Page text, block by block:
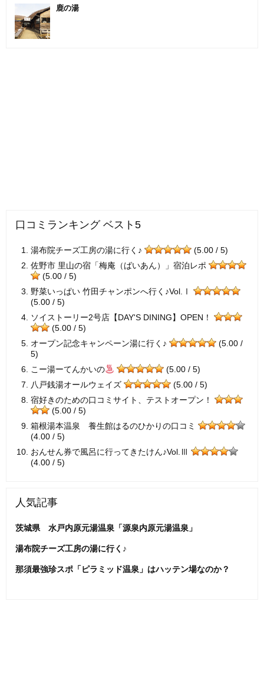
鹿の湯
口コミランキング ベスト5
湯布院チーズ工房の湯に行く♪
(5.00 / 5)
佐野市 里山の宿「梅庵（ばいあん）」宿泊レポ
(5.00 / 5)
野菜いっぱい 竹田チャンポンへ行く♪Vol.Ⅰ
(5.00 / 5)
ソイストーリー2号店【DAY'S DINING】OPEN！
(5.00 / 5)
オープン記念キャンペーン湯に行く♪
(5.00 /
5)
こー湯ーてんかいの
(5.00 / 5)
八戸銭湯オールウェイズ
(5.00 / 5)
宿好きのための口コミサイト、テストオープン！
(5.00 / 5)
箱根湯本温泉 養生館はるのひかりの口コミ
(4.00 / 5)
おんせん券で風呂に行ってきたけん♪Vol.Ⅲ
(4.00 / 5)
人気記事
茨城県 水戸内原元湯温泉「源泉内原元湯温泉」
湯布院チーズ工房の湯に行く♪
那須最強珍スポ「ピラミッド温泉」はハッテン場なのか？